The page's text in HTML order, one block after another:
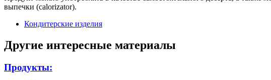
выпечки (calorizator).
Кондитерские изделия
Другие интересные материалы
Продукты: